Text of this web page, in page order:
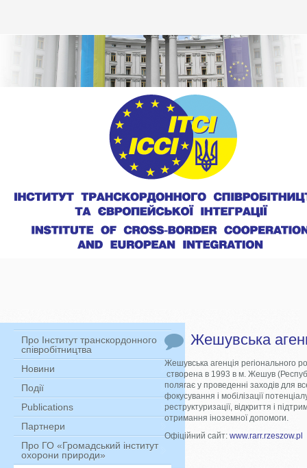
Про Інститут транскордонного
співробітництва
Новини
Події
Publications
Партнери
Про ГО «Громадський інститут
охорони природи»
Жешувська
Жешувська агенція регіонального
створена в 1993 в м. Жешув
полягає у проведенні заходів для
фокусування і мобілізації
реструктуризації, відкриття і
отримання іноземної допомоги.
Офіційний сайт: www.rarr.rzeszow.pl